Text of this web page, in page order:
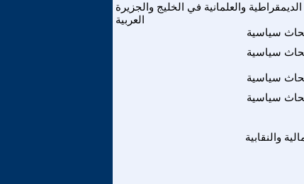
والعلمانية في الخليج والجزيرة
العربية
سياسية
سياسية
سياسية
سياسية
والنقابية